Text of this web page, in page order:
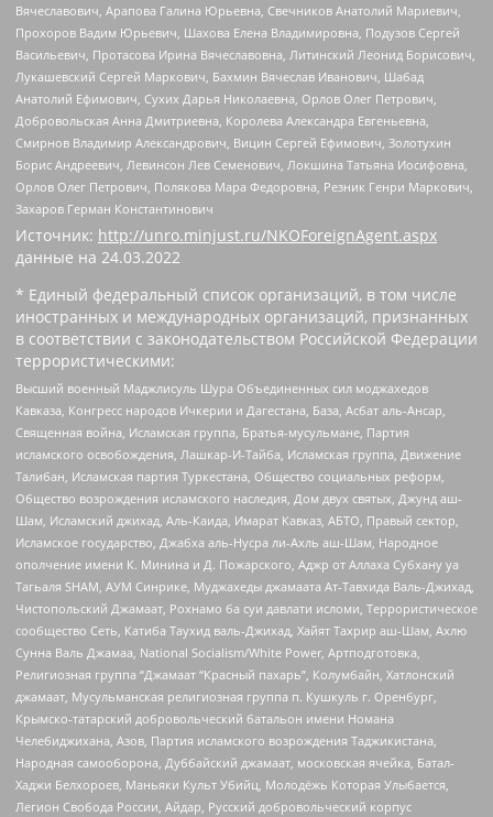
Вячеславович, Арапова Галина Юрьевна, Свечников Анатолий Мариевич,
Прохоров Вадим Юрьевич, Шахова Елена Владимировна, Подузов Сергей
Васильевич, Протасова Ирина Вячеславовна, Литинский Леонид Борисович,
Лукашевский Сергей Маркович, Бахмин Вячеслав Иванович, Шабад
Анатолий Ефимович, Сухих Дарья Николаевна, Орлов Олег Петрович,
Добровольская Анна Дмитриевна, Королева Александра Евгеньевна,
Смирнов Владимир Александрович, Вицин Сергей Ефимович, Золотухин
Борис Андреевич, Левинсон Лев Семенович, Локшина Татьяна Иосифовна,
Орлов Олег Петрович, Полякова Мара Федоровна, Резник Генри Маркович,
Захаров Герман Константинович
Источник: http://unro.minjust.ru/NKOForeignAgent.aspx
данные на 24.03.2022
* Единый федеральный список организаций, в том числе
иностранных и международных организаций, признанных
в соответствии с законодательством Российской Федерации
террористическими:
Высший военный Маджлисуль Шура Объединенных сил моджахедов
Кавказа, Конгресс народов Ичкерии и Дагестана, База, Асбат аль-Ансар,
Священная война, Исламская группа, Братья-мусульмане, Партия
исламского освобождения, Лашкар-И-Тайба, Исламская группа, Движение
Талибан, Исламская партия Туркестана, Общество социальных реформ,
Общество возрождения исламского наследия, Дом двух святых, Джунд аш-
Шам, Исламский джихад, Аль-Каида, Имарат Кавказ, АБТО, Правый сектор,
Исламское государство, Джабха аль-Нусра ли-Ахль аш-Шам, Народное
ополчение имени К. Минина и Д. Пожарского, Аджр от Аллаха Субхану уа
Тагьаля SHAM, АУМ Синрике, Муджахеды джамаата Ат-Тавхида Валь-Джихад,
Чистопольский Джамаат, Рохнамо ба суи давлати исломи, Террористическое
сообщество Сеть, Катиба Таухид валь-Джихад, Хайят Тахрир аш-Шам, Ахлю
Сунна Валь Джамаа, National Socialism/White Power, Артподготовка,
Религиозная группа “Джамаат “Красный пахарь”, Колумбайн, Хатлонский
джамаат, Мусульманская религиозная группа п. Кушкуль г. Оренбург,
Крымско-татарский добровольческий батальон имени Номана
Челебиджихана, Азов, Партия исламского возрождения Таджикистана,
Народная самооборона, Дуббайский джамаат, московская ячейка, Батал-
Хаджи Белхороев, Маньяки Культ Убийц, Молодёжь Которая Улыбается,
Легион Свобода России, Айдар, Русский добровольческий корпус